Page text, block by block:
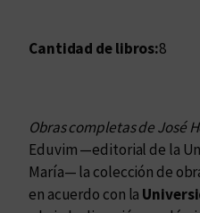
Cantidad de libros:8
Obras completas de José
Eduvim —editorial de la
María— la colección de
en acuerdo con la